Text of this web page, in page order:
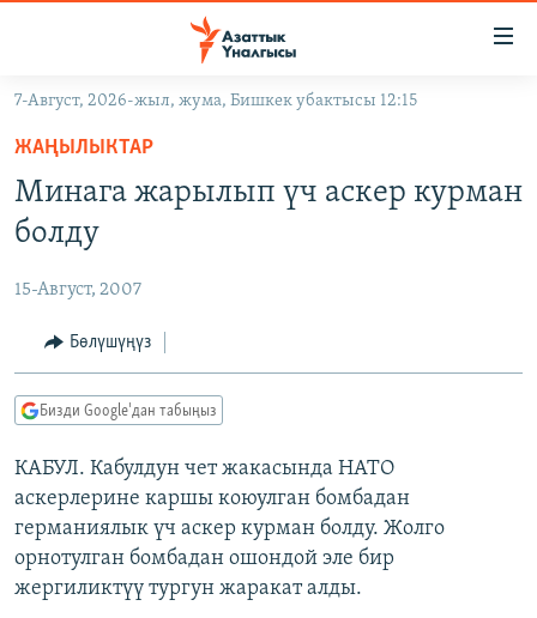
Навигацияга
өтүңүз
Издөөгө
салыңыз
ЭКОНОМИКА
МАДАНИЯТ
ДҮЙНӨ
БОРБОР АЗИЯ
УКРАИНА
АТАЙЫН ИЛИКТӨӨ
ТВ ПРОГРАММАЛАР
ЭКСПЕРТТЕР ТАЛДАЙТ
БИЗ ЖАНА ДҮЙНӨ
ДАНИСТЕ
ЭЖЕ-СИҢДИЛЕР
АЗАТТЫК+
ӨЗГӨЧӨ ПИКИР
Русский
ОНЛАЙН ШЕРИНЕ
7-Август, 2026-жыл, жума, Бишкек убактысы 12:15
ЖАҢЫЛЫКТАР
Минага жарылып үч аскер курман
болду
15-Август, 2007
Бөлүшүңүз
Бизди Google'дан табыңыз
КАБУЛ. Кабулдун чет жакасында НАТО
аскерлерине каршы коюулган бомбадан
германиялык үч аскер курман болду. Жолго
орнотулган бомбадан ошондой эле бир
жергиликтүү тургун жаракат алды.